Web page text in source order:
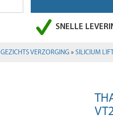
SNELLE
GEZICHTS VERZORGING»SILICIUM